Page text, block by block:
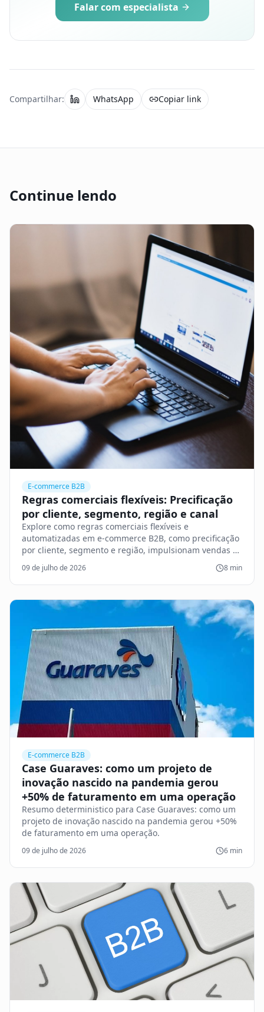
Falar com especialista
Compartilhar: WhatsApp Copiar link
Continue lendo
E-commerce B2B
Regras comerciais flexíveis: Precificação
por cliente, segmento, região e canal
Explore como regras comerciais flexíveis e
automatizadas em e-commerce B2B, como precificação
por cliente, segmento e região, impulsionam vendas e
09 de julho de 2026 8 min
E-commerce B2B
Case Guaraves: como um projeto de
inovação nascido na pandemia gerou
+50% de faturamento em uma operação
Resumo deterministico para Case Guaraves: como um
projeto de inovação nascido na pandemia gerou +50%
de faturamento em uma operação.
09 de julho de 2026 6 min